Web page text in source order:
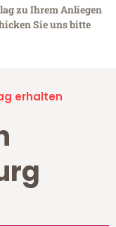
zu Ihrem Anliegen
Sie uns bitte
erhalten